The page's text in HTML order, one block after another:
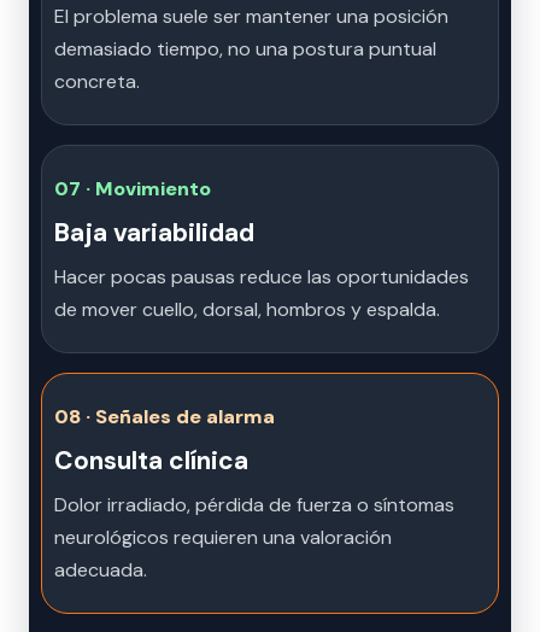
El problema suele ser mantener una posición
demasiado tiempo, no una postura puntual
concreta.
07 · Movimiento
Baja variabilidad
Hacer pocas pausas reduce las oportunidades
de mover cuello, dorsal, hombros y espalda.
08 · Señales de alarma
Consulta clínica
Dolor irradiado, pérdida de fuerza o síntomas
neurológicos requieren una valoración
adecuada.